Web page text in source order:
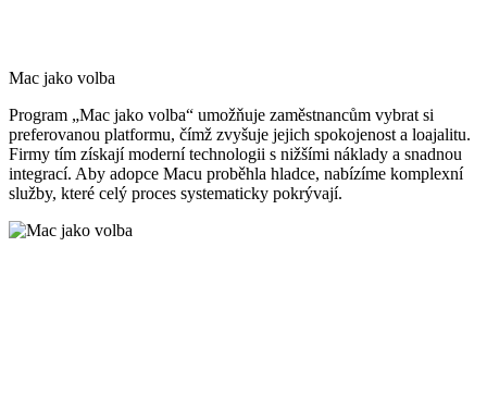
Mac jako volba
Program „Mac jako volba“ umožňuje zaměstnancům vybrat si
preferovanou platformu, čímž zvyšuje jejich spokojenost a loajalitu.
Firmy tím získají moderní technologii s nižšími náklady a snadnou
integrací. Aby adopce Macu proběhla hladce, nabízíme komplexní
služby, které celý proces systematicky pokrývají.